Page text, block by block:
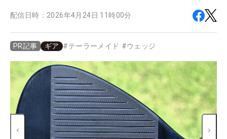
配信日時： 2026年4月24日 11時00分
PR記事 ギア #テーラーメイド #ウェッジ